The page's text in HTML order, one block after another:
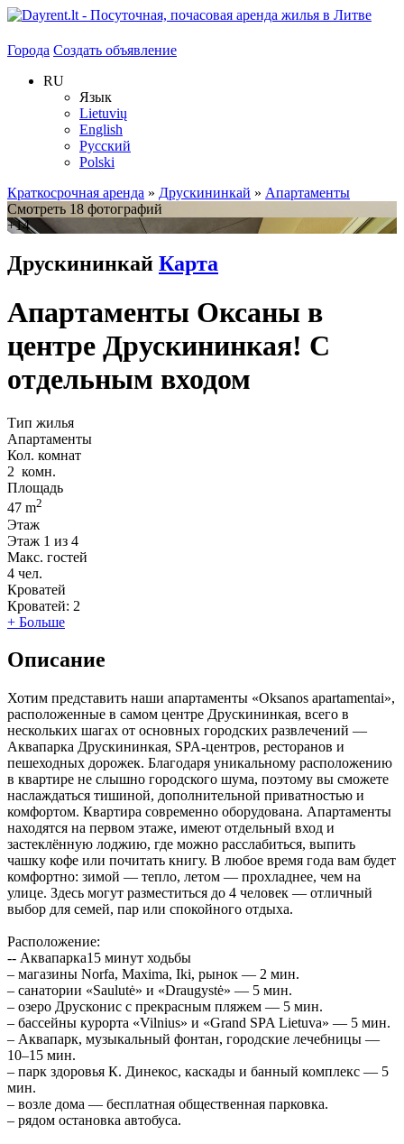
Города Создать объявление
RU
Язык
Lietuvių
English
Русский
Polski
Краткосрочная аренда » Друскининкай » Апартаменты
Смотреть 18 фотографий
+14
Друскининкай Карта
Апартаменты Оксаны в
центре Друскининкая! С
отдельным входом
Тип жилья
Апартаменты
Кол. комнат
2 комн.
Площадь
47 m2
Этаж
Этаж 1 из 4
Макс. гостей
4 чел.
Кроватей
Кроватей: 2
+ Больше
Описание
Хотим представить наши апартаменты «Oksanos apartamentai»,
расположенные в самом центре Друскининкая, всего в
нескольких шагах от основных городских развлечений —
Аквапарка Друскининкая, SPA-центров, ресторанов и
пешеходных дорожек. Благодаря уникальному расположению
в квартире не слышно городского шума, поэтому вы сможете
наслаждаться тишиной, дополнительной приватностью и
комфортом. Квартира современно оборудована. Апартаменты
находятся на первом этаже, имеют отдельный вход и
застеклённую лоджию, где можно расслабиться, выпить
чашку кофе или почитать книгу. В любое время года вам будет
комфортно: зимой — тепло, летом — прохладнее, чем на
улице. Здесь могут разместиться до 4 человек — отличный
выбор для семей, пар или спокойного отдыха.
Расположение:
-- Аквапарка15 минут ходьбы
– магазины Norfa, Maxima, Iki, рынок — 2 мин.
– санатории «Saulutė» и «Draugystė» — 5 мин.
– озеро Друсконис с прекрасным пляжем — 5 мин.
– бассейны курорта «Vilnius» и «Grand SPA Lietuva» — 5 мин.
– Аквапарк, музыкальный фонтан, городские лечебницы —
10–15 мин.
– парк здоровья К. Динекос, каскады и банный комплекс — 5
мин.
– возле дома — бесплатная общественная парковка.
– рядом остановка автобуса.